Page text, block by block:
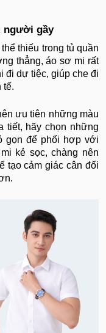
người gầy
thiếu trong tủ quần
thẳng, áo sơ mi rất
đi dự tiệc, giúp che đi
tế.
ưu tiên những màu
tiết, hãy chọn những
gọn để phối hợp với
kẻ sọc, chàng nên
tạo cảm giác cân đối